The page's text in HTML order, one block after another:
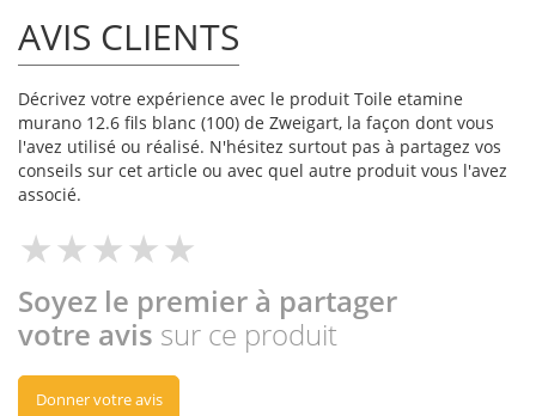
AVIS CLIENTS
Décrivez votre expérience avec le produit Toile etamine
murano 12.6 fils blanc (100) de Zweigart, la façon dont vous
l'avez utilisé ou réalisé. N'hésitez surtout pas à partagez vos
conseils sur cet article ou avec quel autre produit vous l'avez
associé.
Soyez le premier à partager
votre avis sur ce produit
Donner votre avis